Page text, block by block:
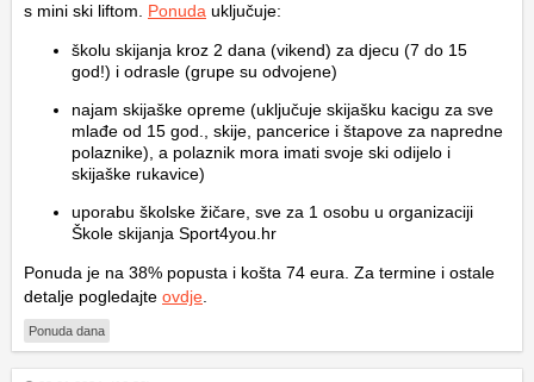
s mini ski liftom. Ponuda uključuje:
školu skijanja kroz 2 dana (vikend) za djecu (7 do 15
god!) i odrasle (grupe su odvojene)
najam skijaške opreme (uključuje skijašku kacigu za sve
mlađe od 15 god., skije, pancerice i štapove za napredne
polaznike), a polaznik mora imati svoje ski odijelo i
skijaške rukavice)
uporabu školske žičare, sve za 1 osobu u organizaciji
Škole skijanja Sport4you.hr
Ponuda je na 38% popusta i košta 74 eura. Za termine i ostale
detalje pogledajte ovdje
Ponuda dana